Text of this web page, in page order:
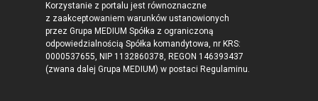
Korzystanie z portalu jest równoznaczne
z zaakceptowaniem warunków ustanowionych
przez Grupa MEDIUM Spółka z ograniczoną
odpowiedzialnością Spółka komandytowa, nr KRS:
0000537655, NIP 1132860378, REGON 146393437
(zwana dalej Grupa MEDIUM) w postaci Regulaminu.